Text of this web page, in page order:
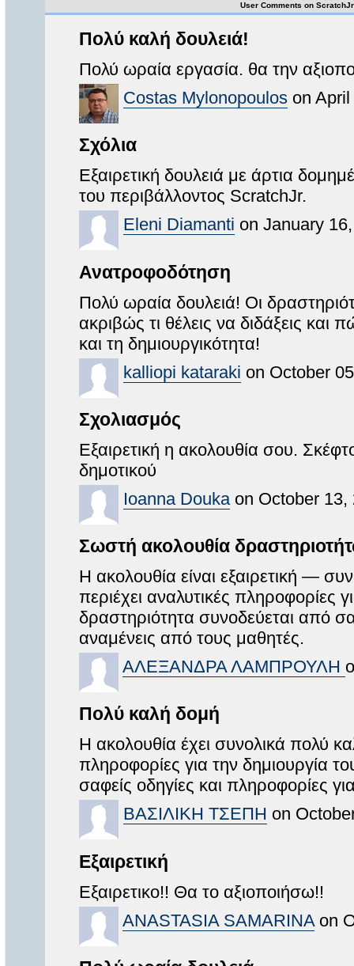
User Comments on
Πολύ καλή δουλειά!
Πολύ ωραία εργασία. θα την
Costas Mylonopoulos on
Σχόλια
Εξαιρετική δουλειά με άρτια
του περιβάλλοντος ScratchJr.
Eleni Diamanti on January
Ανατροφοδότηση
Πολύ ωραία δουλειά! Οι
ακριβώς τι θέλεις να διδάξεις
και τη δημιουργικότητα!
kalliopi kataraki on October
Σχολιασμός
Εξαιρετική η ακολουθία σου.
δημοτικού
Ioanna Douka on October
Σωστή ακολουθία
Η ακολουθία είναι εξαιρετική —
περιέχει αναλυτικές πληροφορίες
δραστηριότητα συνοδεύεται από
αναμένεις από τους μαθητές.
ΑΛΕΞΑΝΔΡΑ ΛΑΜΠΡΟΥΛΗ
Πολύ καλή δομή
Η ακολουθία έχει συνολικά πολύ
πληροφορίες για την δημιουργία
σαφείς οδηγίες και πληροφορίες
ΒΑΣΙΛΙΚΗ ΤΣΕΠΗ on
Εξαιρετική
Εξαιρετικο!! Θα το αξιοποιήσω!!
ANASTASIA SAMARINA on